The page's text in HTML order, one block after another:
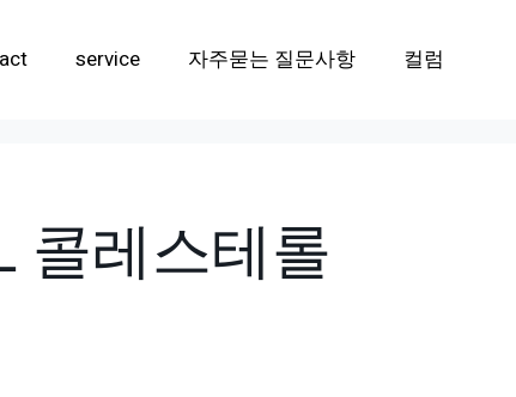
service 자주묻는 질문사항 컬럼
콜레스테롤